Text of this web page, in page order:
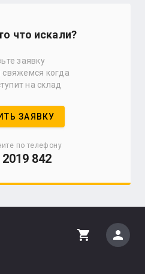
что искали?
заявку
когда
на склад
ЗАЯВКУ
по телефону
842
shopping_cart person